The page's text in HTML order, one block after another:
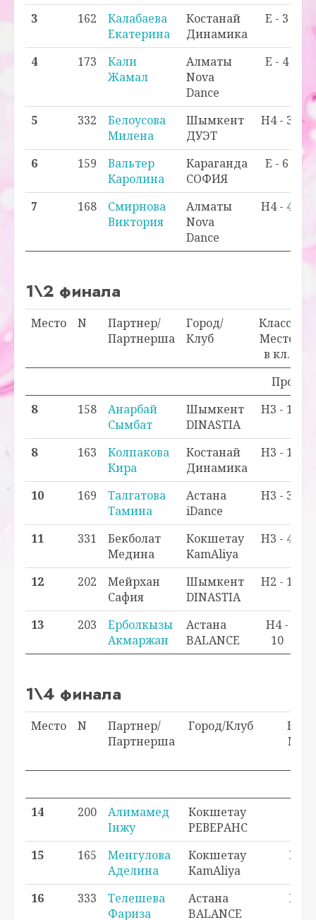
3 162
Калабаева
Екатерина
Костанай
Динамика
E - 3
4 173
Кали
Жамал
Алматы
Nova
Dance
E - 4
5 332
Белоусова
Милена
Шымкент
ДУЭТ
H4 - 3
6 159
Вальтер
Каролина
Караганда
СОФИЯ
E - 6
7 168
Смирнова
Виктория
Алматы
Nova
Dance
H4 - 4
1\2 финала
Место N
Партнер/
Партнерша
Город/
Клуб
Класс/
Место
в кл.
8 158
Анарбай
Сымбат
Шымкент
DINASTIA
H3 - 1
8 163
Колпакова
Кира
Костанай
Динамика
H3 - 1
10 169
Талгатова
Тамина
Астана
iDance
H3 - 3
11 331
Бекболат
Медина
Кокшетау
KamAliya
H3 - 4
12 202
Мейрхан
Сафия
Шымкент
DINASTIA
H2 - 1
13 203
Ерболкызы
Акмаржан
Астана
BALANCE
H4 -
10
1\4 финала
Место N
Партнер/
Партнерша
Город/Клуб
14 200
Алимамед
Інжу
Кокшетау
РЕВЕРАНС
15
165
Менгулова
Аделина
Кокшетау
KamAliya
H3 -
16 333
Телешева
Фариза
Астана
BALANCE
H2 -